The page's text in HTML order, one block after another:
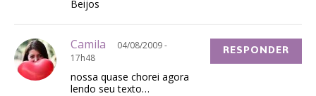
Beijos
Camila
04/08/2009 -
17h48
nossa quase chorei agora
lendo seu texto…
RESPONDER